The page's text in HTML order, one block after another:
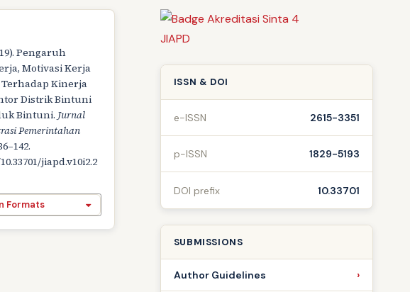
Pengaruh
Motivasi Kerja
Kinerja
Distrik Bintuni
Bintuni. Jurnal
Pemerintahan
jiapd.v10i2.2
Formats
ISSN & DOI
e-ISSN 2615-3351
p-ISSN 1829-5193
DOI prefix 10.33701
SUBMISSIONS
Author Guidelines